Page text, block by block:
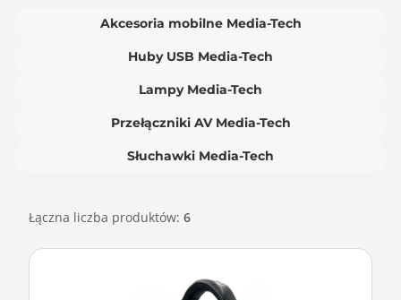
Akcesoria mobilne Media-Tech
Huby USB Media-Tech
Lampy Media-Tech
Przełączniki AV Media-Tech
Słuchawki Media-Tech
Łączna liczba produktów: 6